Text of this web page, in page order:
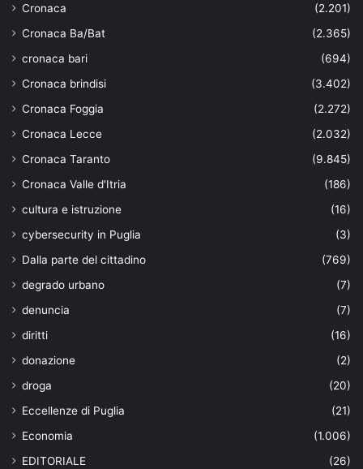
Cronaca
(2.201)
Cronaca Ba/Bat
(2.365)
cronaca bari
(694)
Cronaca brindisi
(3.402)
Cronaca Foggia
(2.272)
Cronaca Lecce
(2.032)
Cronaca Taranto
(9.845)
Cronaca Valle d'Itria
(186)
cultura e istruzione
(16)
cybersecurity in Puglia
(3)
Dalla parte del cittadino
(769)
degrado urbano
(7)
denuncia
(7)
diritti
(16)
donazione
(2)
droga
(20)
Eccellenze di Puglia
(21)
Economia
(1.006)
EDITORIALE
(26)